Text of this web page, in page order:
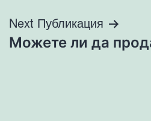
Next Публикация
Можете ли да